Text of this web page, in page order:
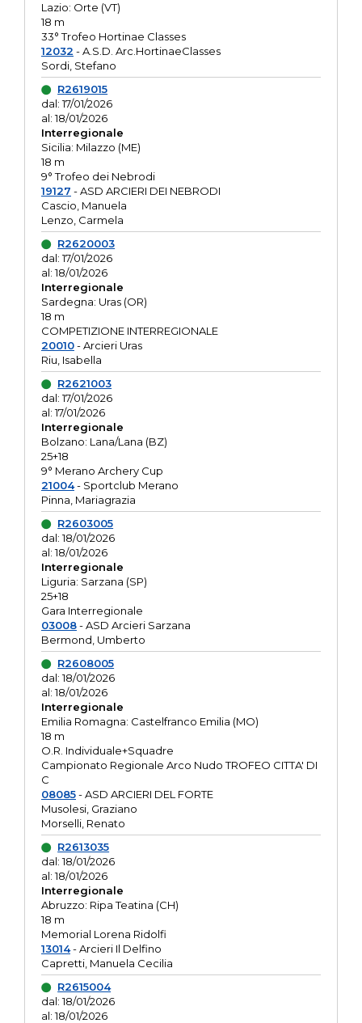
Lazio: Orte (VT)
18 m
33° Trofeo Hortinae Classes
12032 - A.S.D. Arc.HortinaeClasses
Sordi, Stefano
R2619015
dal: 17/01/2026
al: 18/01/2026
Interregionale
Sicilia: Milazzo (ME)
18 m
9° Trofeo dei Nebrodi
19127 - ASD ARCIERI DEI NEBRODI
Cascio, Manuela
Lenzo, Carmela
R2620003
dal: 17/01/2026
al: 18/01/2026
Interregionale
Sardegna: Uras (OR)
18 m
COMPETIZIONE INTERREGIONALE
20010- Arcieri Uras
Riu, Isabella
R2621003
dal: 17/01/2026
al: 17/01/2026
Interregionale
Bolzano: Lana/Lana (BZ)
25+18
9° Merano Archery Cup
21004- Sportclub Merano
Pinna, Mariagrazia
R2603005
dal: 18/01/2026
al: 18/01/2026
Interregionale
Liguria: Sarzana (SP)
25+18
Gara Interregionale
03008- ASD Arcieri Sarzana
Bermond, Umberto
R2608005
dal: 18/01/2026
al: 18/01/2026
Interregionale
Emilia Romagna: Castelfranco Emilia (MO)
18 m
O.R. Individuale+Squadre
Campionato Regionale Arco Nudo TROFEO CITTA' DI
C
08085- ASD ARCIERI DEL FORTE
Musolesi, Graziano
Morselli, Renato
R2613035
dal: 18/01/2026
al: 18/01/2026
Interregionale
Abruzzo: Ripa Teatina (CH)
18 m
Memorial Lorena Ridolfi
13014- Arcieri Il Delfino
Capretti, Manuela Cecilia
R2615004
dal: 18/01/2026
al: 18/01/2026